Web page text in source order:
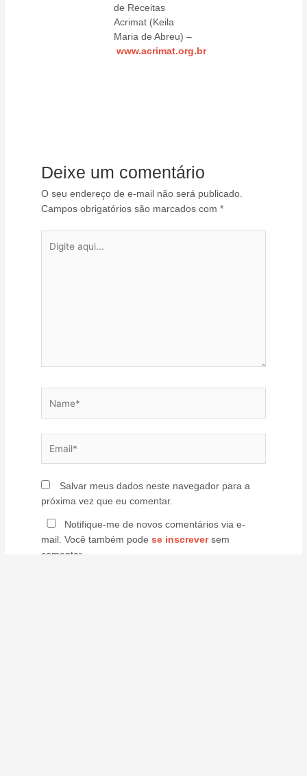
de Receitas
Acrimat (Keila
Maria de Abreu) –
www.acrimat.org.br
Deixe um comentário
O seu endereço de e-mail não será publicado.
Campos obrigatórios são marcados com*
aqui...
Salvar meus dados neste navegador para a
próxima vez que eu comentar.
Notifique-me de novos comentários via e-
mail. Você também podese inscreversem
comentar.